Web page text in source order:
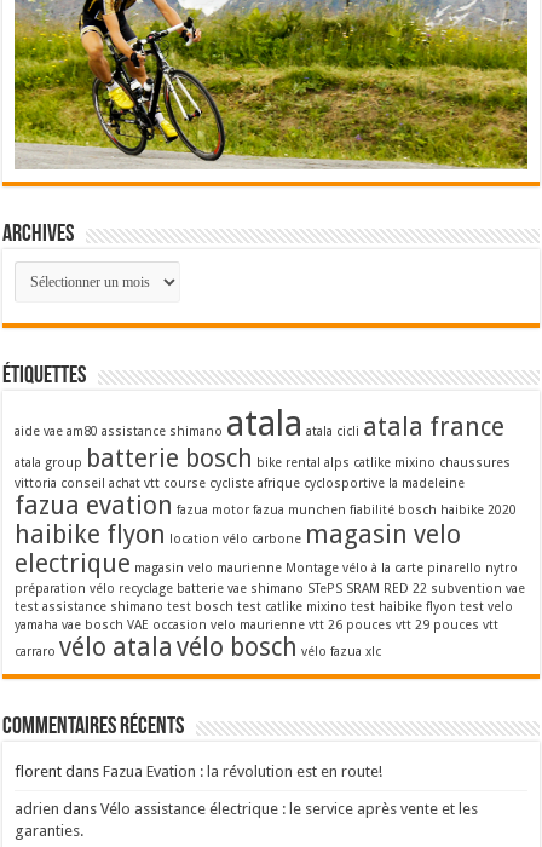
Archives
Archives
Étiquettes
aide vae am80 assistance shimano atala atala cicli atala france
atala group batterie bosch bike rental alps catlike mixino chaussures
vittoria conseil achat vtt course cycliste afrique cyclosportive la madeleine
fazua evation fazua motor fazua munchen fiabilité bosch haibike 2020
haibike flyon location vélo carbone magasin velo
electrique magasin velo maurienne Montage vélo à la carte pinarello nytro
préparation vélo recyclage batterie vae shimano STePS SRAM RED 22 subvention vae
test assistance shimano test bosch test catlike mixino test haibike flyon test velo
yamaha vae bosch VAE occasion velo maurienne vtt 26 pouces vtt 29 pouces vtt
carraro vélo atala vélo bosch vélo fazua xlc
Commentaires récents
florent dansFazua Evation : la révolution est en route!
adrien dansVélo assistance électrique : le service après vente et les
garanties.